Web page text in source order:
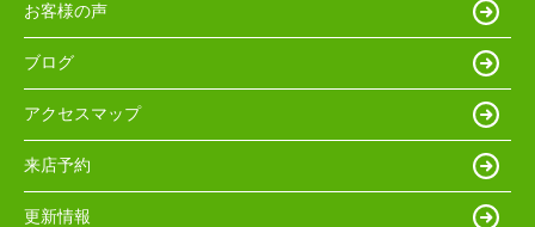
お客様の声
ブログ
アクセスマップ
来店予約
更新情報